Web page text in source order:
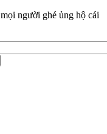
mọi người ghé ủng hộ cái